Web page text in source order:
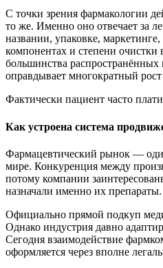
С точки зрения фармакологии
то же. Именно оно отвечает за
названии, упаковке,
компонентах и степени очистки
большинства распространённых
оправдывает многократный
Фактически пациент часто
Как устроена система
Фармацевтический рынок —
мире. Конкуренция между
потому компании
назначали именно их препараты.
Официально прямой подкуп
Однако индустрия давно
Сегодня взаимодействие
оформляется через вполне